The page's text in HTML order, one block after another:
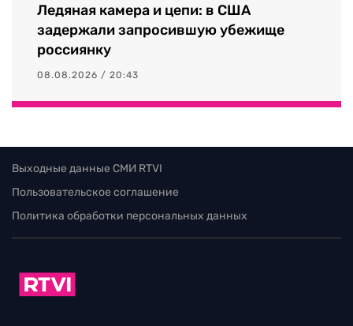
Ледяная камера и цепи: в США
задержали запросившую убежище
россиянку
08.08.2026 / 20:43
Выходные данные СМИ RTVI
Пользовательское соглашение
Политика обработки персональных данных